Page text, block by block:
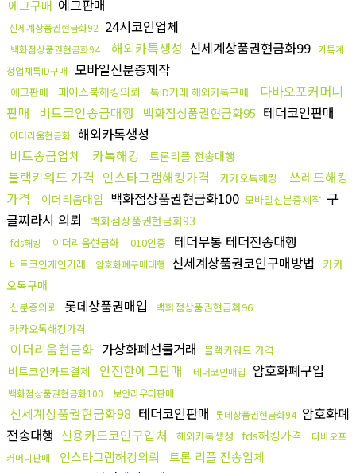
에그구매 에그판매
신세계상품권현금화92 24시코인업체
백화점상품권현금화94 해외카톡생성 신세계상품권현금화99 카톡계
정업체톡ID구매 모바일신분증제작
에그판매 페이스북해킹의뢰 톡ID거래 해외카톡구매
다바오포커머니
판매 비트코인송금대행 백화점상품권현금화95 테더코인판매
이더리움현금화 해외카톡생성
비트송금업체
카톡해킹 트론리플 전송대행
블랙키워드 가격 인스타그램해킹가격 카카오톡해킹
쓰레드해킹
가격
이더리움매입 백화점상품권현금화100 모바일신분증제작 구
글찌라시 의뢰
백화점상품권현금화93
fds해킹 이더리움현금화 010인증 테더무통 테더전송대행
비트코인개인거래 암호화폐구매대행 신세계상품권코인구매방법 카카
오톡구매
신분증의뢰 롯데상품권매입
백화점상품권현금화96
카카오톡해킹가격
이더리움현금화 가상화폐선물거래 블랙키워드 가격
비트코인카드결제 안전한에그판매 테더코인매입 암호화폐구입
백화점상품권현금화100 보안라우터판매
신세계상품권현금화98 테더코인판매 롯데상품권현금화94 암호화폐
전송대행 신용카드코인구입처 해외카톡생성 fds해킹가격
다바오포
커머니판매
인스타그램해킹의뢰 트론 리플 전송업체